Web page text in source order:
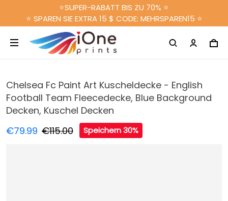
⭐SUPER-RABATT BIS ZU 70% ⭐
⭐ SPAREN SIE EXTRA 15 $ CODE: MEHRSPAREN15 ⭐
Chelsea Fc Paint Art Kuscheldecke - English
Football Team Fleecedecke, Blue Background
Decken, Kuschel Decken
€79.99 €115.00 Speichern 30%